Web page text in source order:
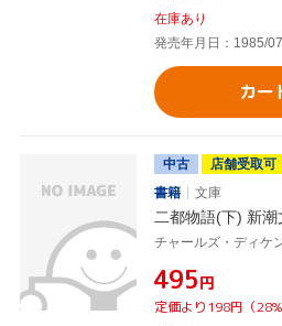
在庫あり
発売年月日：1985/
カー
中古
店舗受取可
書籍
文庫
二都物語(下) 新潮
チャールズ・ディケ
¥495円
定価より198円（